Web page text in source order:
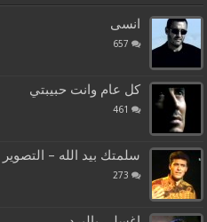
انسى
657
كل عام وانت حبيبتي
461
سلمتك بيد الله – التصوير
273